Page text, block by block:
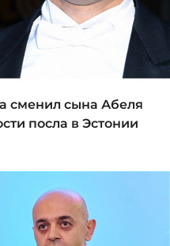
сменил сына Абеля
посла в Эстонии